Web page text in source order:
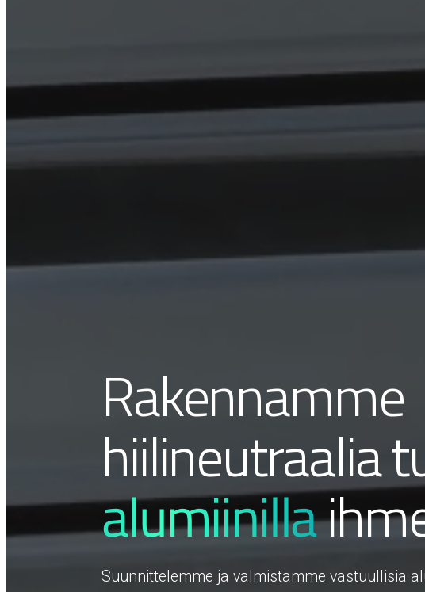
Rakennamme
hiilineutraalia
alumiinilla
Suunnittelemme ja valmistamme vastuullisia